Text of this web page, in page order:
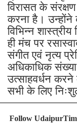
विरासत के
करना है।
विभिन्न
ही मंच पर
संगीत एवं नृत्य
अधिकाधिक
उत्साहवर्धन
सभी के लिए
Follow